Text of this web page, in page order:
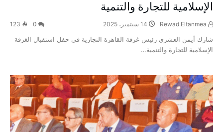
الإسلامية للتجارة والتنمية
14 سبتمبر، 2025 123
شارك أيمن العشري رئيس غرفة القاهرة التجارية في حفل استقبال الغرفة
الإسلامية للتجارة والتنمية…